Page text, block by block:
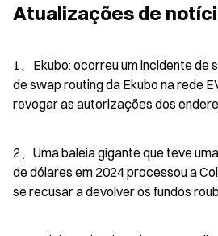
Atualizações de
1、Ekubo: ocorreu um incidente de
de swap routing da Ekubo na rede
revogar as autorizações dos
2、Uma baleia gigante que teve
de dólares em 2024 processou a
se recusar a devolver os fundos